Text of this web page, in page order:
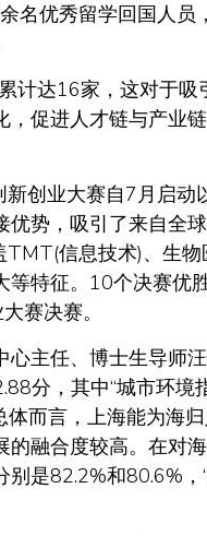
名优秀留学回国人
达16家，这对于吸
促进人才链与产业
创业大赛自7月启动
势，吸引了来自全
信息技术)、生
特征。10个决赛优
赛决赛。
主任、博士生导师
分，其中“城市环境
而言，上海能为海
融合度较高。在对
是82.2%和80.6%，